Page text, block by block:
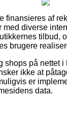
finansieres af
med diverse
tilbud,
brugere
shops på nettet
ikke at
er
data.